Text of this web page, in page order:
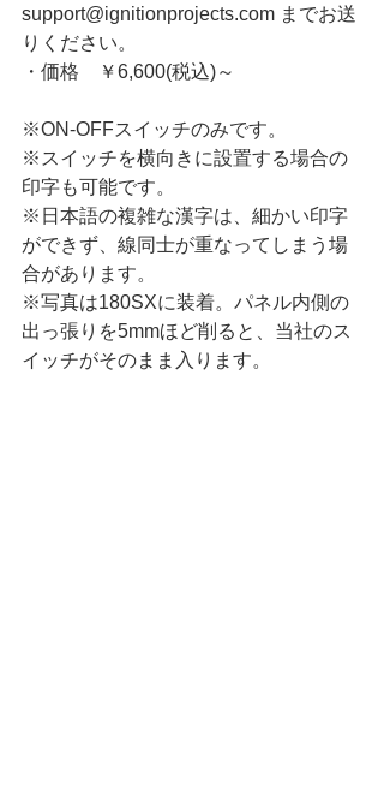
support@ignitionprojects.com までお送
りください。
・価格　￥6,600(税込)～
※ON-OFFスイッチのみです。
※スイッチを横向きに設置する場合の
印字も可能です。
※日本語の複雑な漢字は、細かい印字
ができず、線同士が重なってしまう場
合があります。
※写真は180SXに装着。パネル内側の
出っ張りを5mmほど削ると、当社のス
イッチがそのまま入ります。